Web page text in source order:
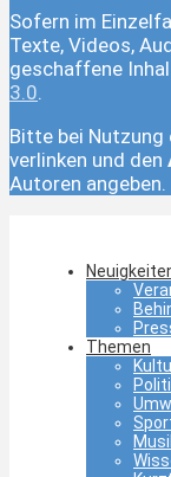
Sofern im
Texte, Videos,
geschaffene
3.0.
Bitte bei
verlinken und den
Autoren angeben.
Themen